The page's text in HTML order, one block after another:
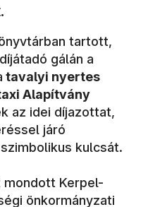
tartott,
gálán a
tavalyi nyertes
Alapítvány
az idei díjazottat,
járó
kulcsát.
mondott Kerpel-
önkormányzati